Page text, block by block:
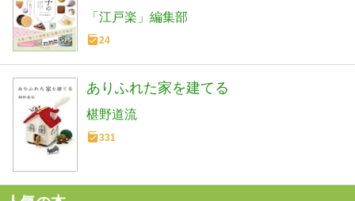
化超入門 (まなぶっく)
「江戸楽」編集部
24
ありふれた家を建てる
椹野道流
331